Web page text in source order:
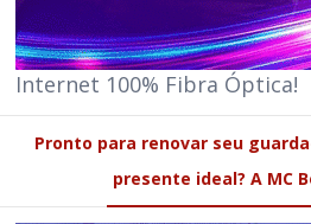
Internet 100% Fibra Óptica!
Pronto para renovar seu
presente ideal? A MC